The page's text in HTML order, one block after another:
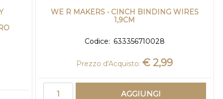
WE R MAKERS • CINCH BINDING WIRES
1,9CM
Codice: 633356710028
Prezzo d'Acquisto: € 2,99
AGGIUNGI